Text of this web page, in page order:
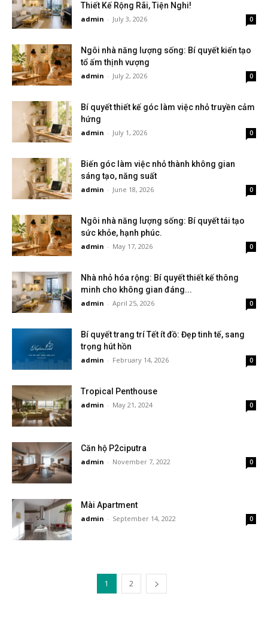
Thiết Kế Rộng Rãi, Tiện Nghi!
admin - July 3, 2026 0
Ngôi nhà năng lượng sống: Bí quyết kiến tạo
tổ ấm thịnh vượng
admin - July 2, 2026 0
Bí quyết thiết kế góc làm việc nhỏ truyền cảm
hứng
admin - July 1, 2026 0
Biến góc làm việc nhỏ thành không gian
sáng tạo, năng suất
admin - June 18, 2026 0
Ngôi nhà năng lượng sống: Bí quyết tái tạo
sức khỏe, hạnh phúc.
admin - May 17, 2026 0
Nhà nhỏ hóa rộng: Bí quyết thiết kế thông
minh cho không gian đáng...
admin - April 25, 2026 0
Bí quyết trang trí Tết ít đồ: Đẹp tinh tế, sang
trọng hút hồn
admin - February 14, 2026 0
Tropical Penthouse
admin - May 21, 2024 0
Căn hộ P2ciputra
admin - November 7, 2022 0
Mài Apartment
admin - September 14, 2022 0
1 2